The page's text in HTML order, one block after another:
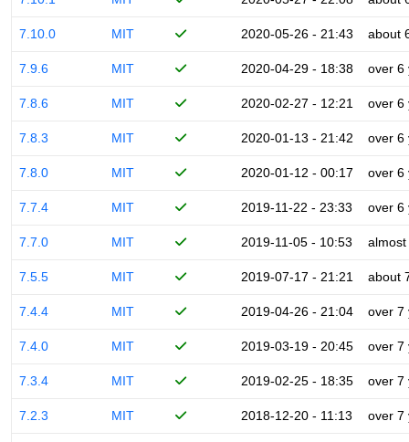
7.10.0 MIT 2020-05-26 - 21:43 about
7.9.6 MIT 2020-04-29 - 18:38 over 6
7.8.6 MIT 2020-02-27 - 12:21 over 6
7.8.3 MIT 2020-01-13 - 21:42 over 6
7.8.0 MIT 2020-01-12 - 00:17 over 6
7.7.4 MIT 2019-11-22 - 23:33 over 6
7.7.0 MIT 2019-11-05 - 10:53
7.5.5 MIT 2019-07-17 - 21:21 about
7.4.4 MIT 2019-04-26 - 21:04 over 7
7.4.0 MIT 2019-03-19 - 20:45 over 7
7.3.4 MIT 2019-02-25 - 18:35 over 7
7.2.3 MIT 2018-12-20 - 11:13 over 7